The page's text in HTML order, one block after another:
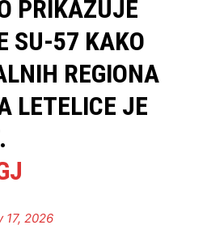
PRIKAZUJE
SU-57 KAKO
REGIONA
LETELICE JE
17, 2026